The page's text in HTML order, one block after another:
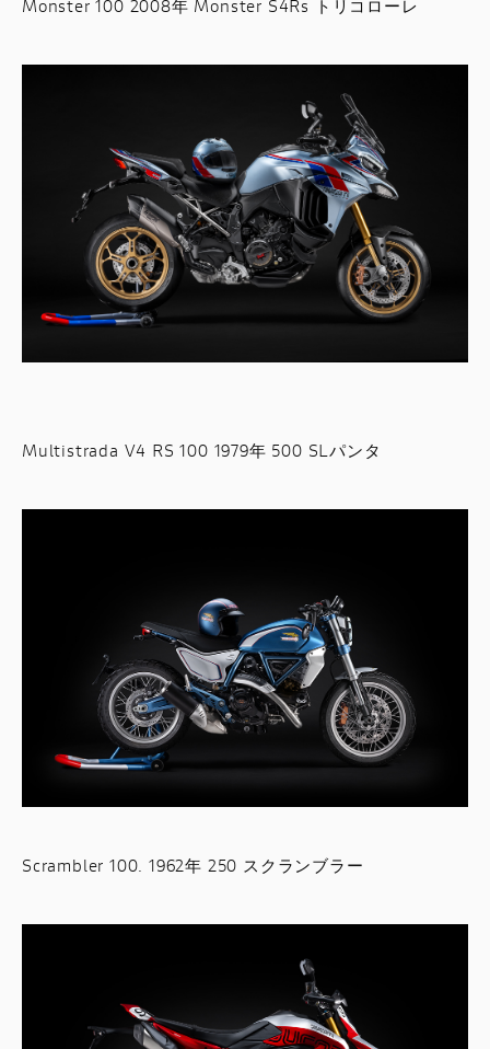
Monster 100 2008年 Monster S4Rs トリコローレ
Multistrada V4 RS 100 1979年 500 SLパンタ
Scrambler 100. 1962年 250 スクランブラー